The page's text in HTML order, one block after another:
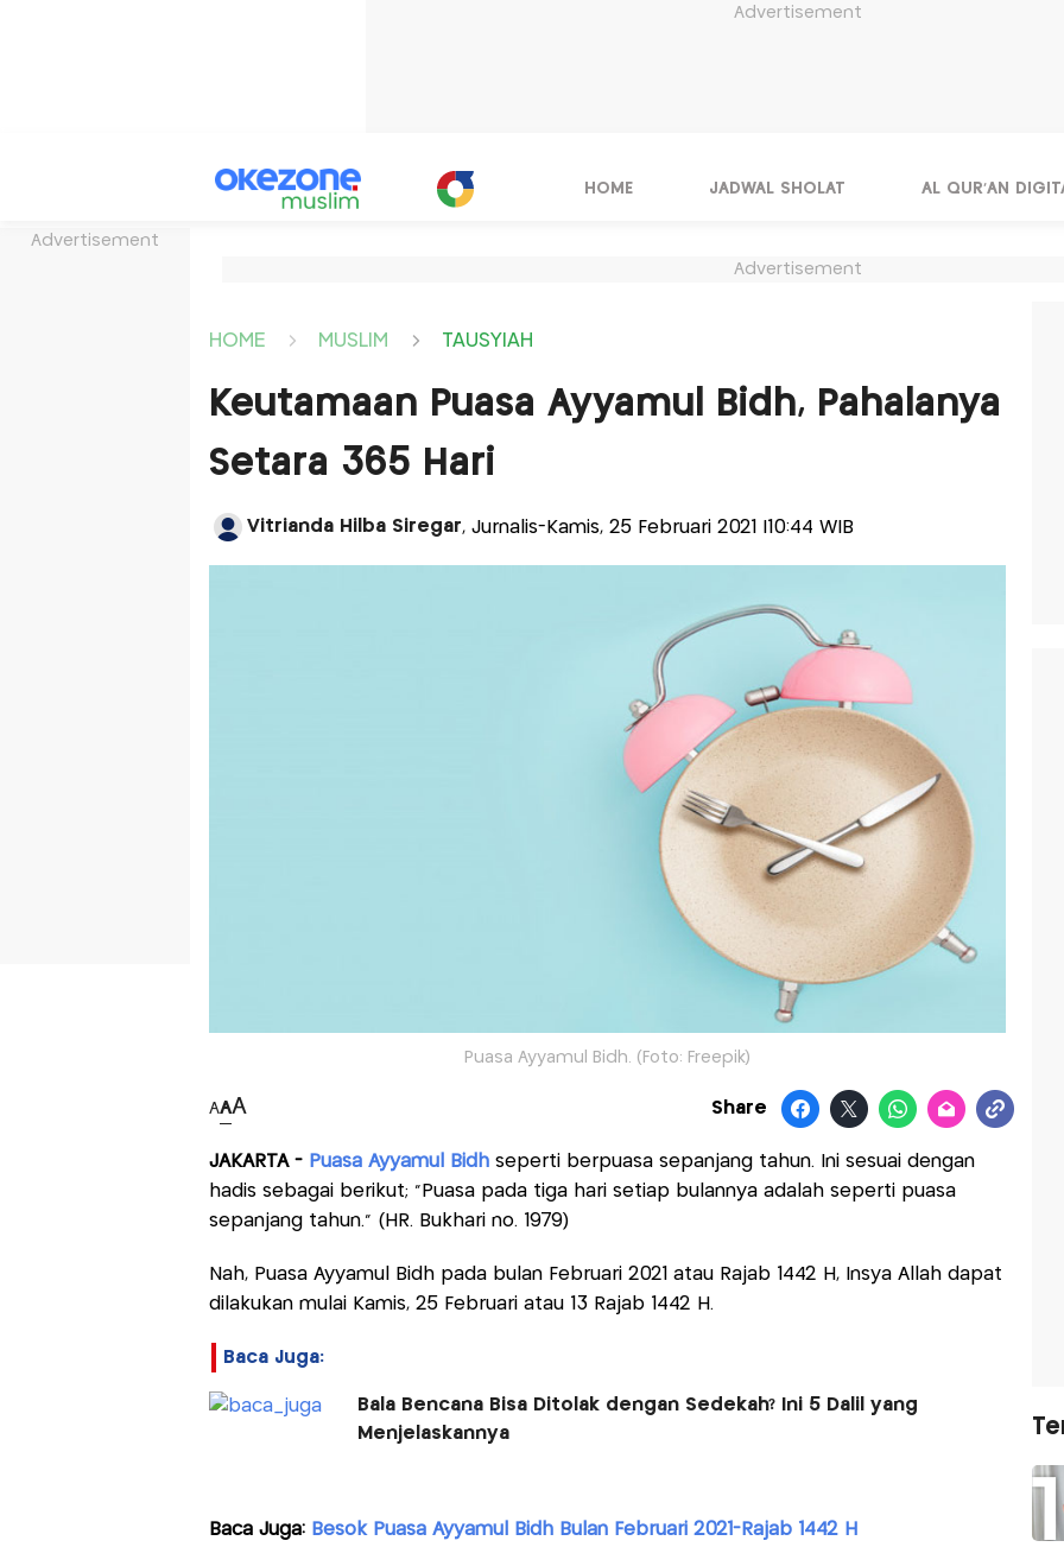
Advertisement
Advertisement
HOME JADWAL SHOLAT AL QUR'AN
Advertisement
HOME MUSLIM TAUSYIAH
Keutamaan Puasa Ayyamul Bidh, Pahalanya
Setara 365 Hari
Vitrianda Hilba Siregar, Jurnalis-Kamis, 25 Februari 2021 |10:44 WIB
Puasa Ayyamul Bidh. (Foto: Freepik)
AAA Share
JAKARTA - Puasa Ayyamul Bidhseperti berpuasa sepanjang tahun. Ini sesuai dengan
hadis sebagai berikut; “Puasa pada tiga hari setiap bulannya adalah seperti puasa
sepanjang tahun.” (HR. Bukhari no. 1979)
Nah, Puasa Ayyamul Bidh pada bulan Februari 2021 atau Rajab 1442 H, Insya Allah dapat
dilakukan mulai Kamis, 25 Februari atau 13 Rajab 1442 H.
Baca Juga:
Bala Bencana Bisa Ditolak dengan Sedekah? Ini 5 Dalil yang
Menjelaskannya
Baca Juga: Besok Puasa Ayyamul Bidh Bulan Februari 2021-Rajab 1442 H